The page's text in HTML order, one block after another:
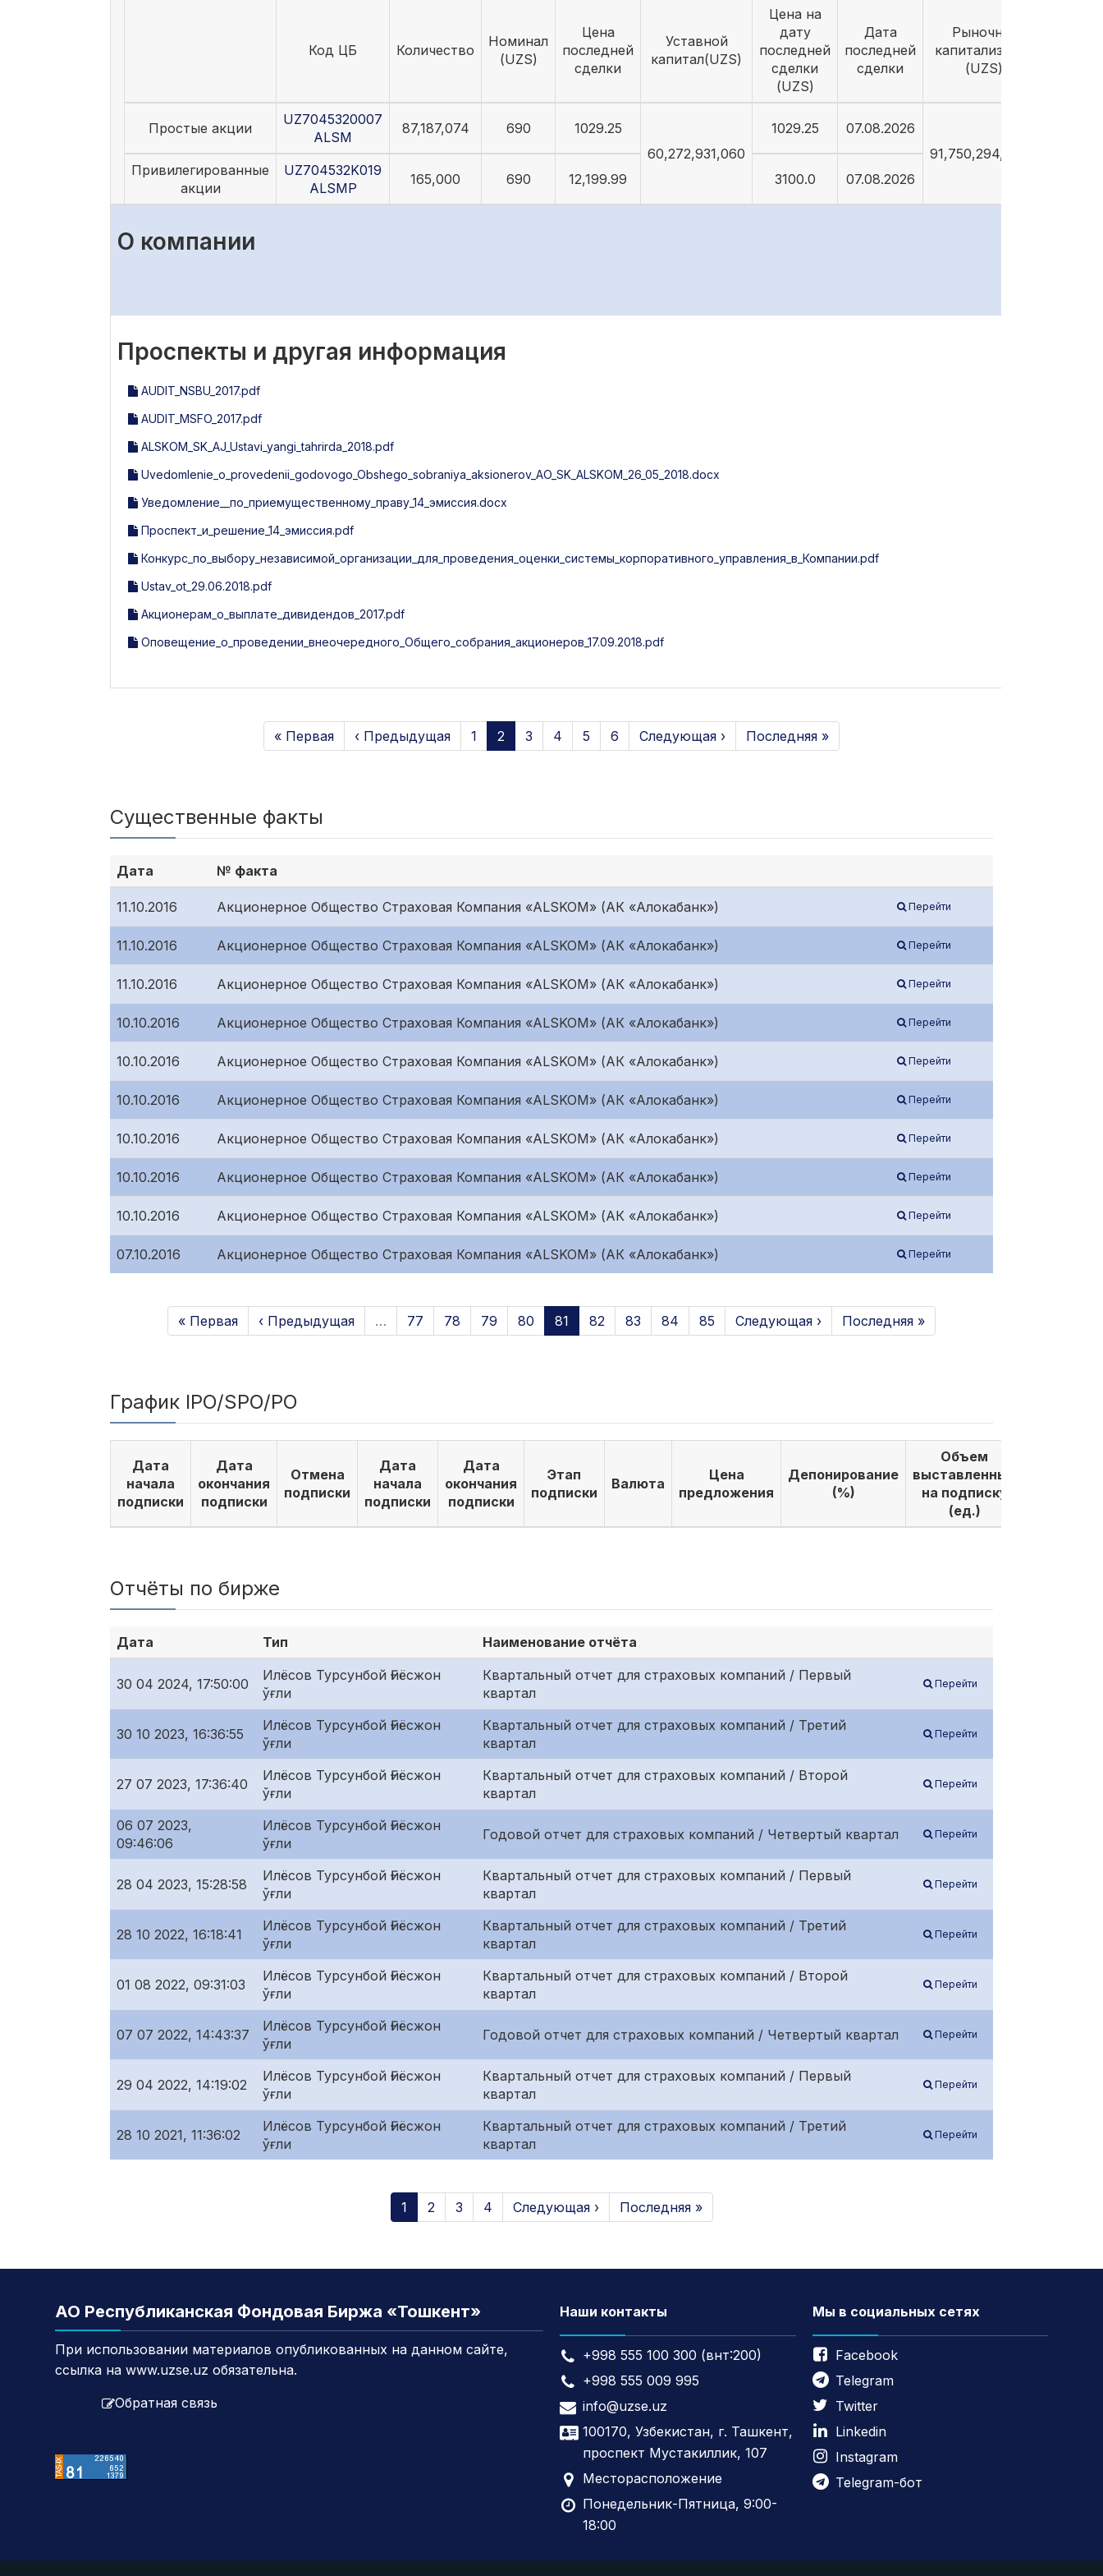
Код ЦБ Количество
Номинал
(UZS)
Цена
последней
сделки
Уставной
капитал(UZS)
Цена на
дату
последней
сделки
(UZS)
Дата
последней
сделки
Рыночная
капитализация
(UZS)
Простые акции
UZ7045320007
ALSM
87,187,074 690
1029.25
60,272,931,060
1029.25
07.08.2026
91,750,294,264.5
Привилегированные
акции
UZ704532K019
ALSMP
165,000 690 12,199.99 3100.0 07.08.2026
О компании
Проспекты и другая информация
AUDIT_NSBU_2017.pdf
AUDIT_MSFO_2017.pdf
ALSKOM_SK_AJ_Ustavi_yangi_tahrirda_2018.pdf
Uvedomlenie_o_provedenii_godovogo_Obshego_sobraniya_aksionerov_AO_SK_ALSKOM_26_05_2018.docx
Уведомление__по_приемущественному_праву_14_эмиссия.docx
Проспект_и_решение_14_эмиссия.pdf
Конкурс_по_выбору_независимой_организации_для_проведения_оценки_системы_корпоративного_управления_в_Компании.pdf
Ustav_ot_29.06.2018.pdf
Акционерам_о_выплате_дивидендов_2017.pdf
Оповещение_о_проведении_внеочередного_Общего_собрания_акционеров_17.09.2018.pdf
« Первая ‹ Предыдущая 1 2 3 4 5 6 Следующая › Последняя »
Существенные факты
Дата № факта
11.10.2016 Акционерное Общество Страховая Компания «ALSKOM» (АК «Алокабанк») Перейти
11.10.2016 Акционерное Общество Страховая Компания «ALSKOM» (АК «Алокабанк») Перейти
11.10.2016 Акционерное Общество Страховая Компания «ALSKOM» (АК «Алокабанк») Перейти
10.10.2016 Акционерное Общество Страховая Компания «ALSKOM» (АК «Алокабанк») Перейти
10.10.2016 Акционерное Общество Страховая Компания «ALSKOM» (АК «Алокабанк») Перейти
10.10.2016 Акционерное Общество Страховая Компания «ALSKOM» (АК «Алокабанк») Перейти
10.10.2016 Акционерное Общество Страховая Компания «ALSKOM» (АК «Алокабанк») Перейти
10.10.2016 Акционерное Общество Страховая Компания «ALSKOM» (АК «Алокабанк») Перейти
10.10.2016 Акционерное Общество Страховая Компания «ALSKOM» (АК «Алокабанк») Перейти
07.10.2016 Акционерное Общество Страховая Компания «ALSKOM» (АК «Алокабанк») Перейти
« Первая ‹ Предыдущая … 77 78 79 80 81 82 83 84 85 Следующая › Последняя »
График IPO/SPO/PO
Дата
начала
подписки
Дата
окончания
подписки
Отмена
подписки
Дата
начала
подписки
Дата
окончания
подписки
Этап
подписки
Валюта
Цена
предложения
Депонирование
(%)
Объем
выставленных
на подписку
(ед.)
Отчёты по бирже
Дата Тип Наименование отчёта
30 04 2024, 17:50:00
Илёсов Турсунбой Ғиёсжон
ўғли
Квартальный отчет для страховых компаний / Первый
квартал
Перейти
30 10 2023, 16:36:55
Илёсов Турсунбой Ғиёсжон
ўғли
Квартальный отчет для страховых компаний / Третий
квартал
Перейти
27 07 2023, 17:36:40
Илёсов Турсунбой Ғиёсжон
ўғли
Квартальный отчет для страховых компаний / Второй
квартал
Перейти
06 07 2023,
09:46:06
Илёсов Турсунбой Ғиёсжон
ўғли
Годовой отчет для страховых компаний / Четвертый квартал Перейти
28 04 2023, 15:28:58
Илёсов Турсунбой Ғиёсжон
ўғли
Квартальный отчет для страховых компаний / Первый
квартал
Перейти
28 10 2022, 16:18:41
Илёсов Турсунбой Ғиёсжон
ўғли
Квартальный отчет для страховых компаний / Третий
квартал
Перейти
01 08 2022, 09:31:03
Илёсов Турсунбой Ғиёсжон
ўғли
Квартальный отчет для страховых компаний / Второй
квартал
Перейти
07 07 2022, 14:43:37
Илёсов Турсунбой Ғиёсжон
ўғли
Годовой отчет для страховых компаний / Четвертый квартал Перейти
29 04 2022, 14:19:02
Илёсов Турсунбой Ғиёсжон
ўғли
Квартальный отчет для страховых компаний / Первый
квартал
Перейти
28 10 2021, 11:36:02
Илёсов Турсунбой Ғиёсжон
ўғли
Квартальный отчет для страховых компаний / Третий
квартал
Перейти
1 2 3 4 Следующая › Последняя »
АО Республиканская Фондовая Биржа «Тошкент»
При использовании материалов опубликованных на данном сайте,
ссылка на www.uzse.uz обязательна.
Обратная связь
Наши контакты
+998 555 100 300 (внт:200)
+998 555 009 995
info@uzse.uz
100170, Узбекистан, г. Ташкент,
проспект Мустакиллик, 107
Месторасположение
Понедельник-Пятница, 9:00-
18:00
Мы в социальных сетях
Facebook
Telegram
Twitter
Linkedin
Instagram
Telegram-бот